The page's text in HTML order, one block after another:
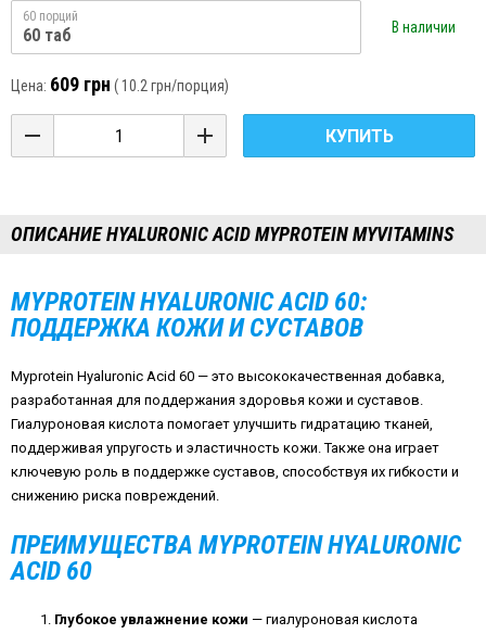
60 порций
60 таб В наличии
Цена: 609 грн ( 10.2 грн/порция)
КУПИТЬ
ОПИСАНИЕ HYALURONIC ACID MYPROTEIN MYVITAMINS
MYPROTEIN HYALURONIC ACID 60:
ПОДДЕРЖКА КОЖИ И СУСТАВОВ
Myprotein Hyaluronic Acid 60 — это высококачественная добавка,
разработанная для поддержания здоровья кожи и суставов.
Гиалуроновая кислота помогает улучшить гидратацию тканей,
поддерживая упругость и эластичность кожи. Также она играет
ключевую роль в поддержке суставов, способствуя их гибкости и
снижению риска повреждений.
ПРЕИМУЩЕСТВА MYPROTEIN HYALURONIC
ACID 60
Глубокое увлажнение кожи — гиалуроновая кислота